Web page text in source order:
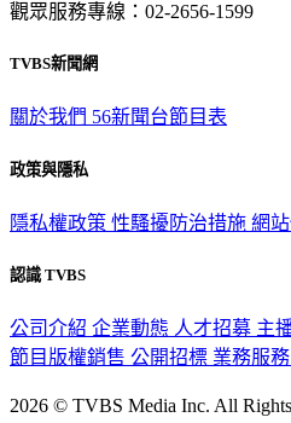
觀眾服務專線：02-2656-1599
TVBS新聞網
關於我們 56新聞台節目表
政策與隱私
隱私權政策 性騷擾防治措施 網
認識 TVBS
公司介紹 企業動態 人才招募 主
節目版權銷售 公開招標 業務服務
2026 © TVBS Media Inc. All